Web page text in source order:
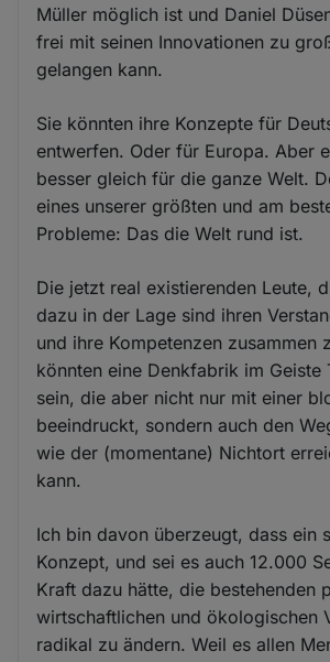
Müller möglich ist und Daniel
frei mit seinen Innovationen zu
gelangen kann.
Sie könnten ihre Konzepte für
entwerfen. Oder für Europa. Aber
besser gleich für die ganze Welt.
eines unserer größten und am
Probleme: Das die Welt rund ist.
Die jetzt real existierenden Leute,
dazu in der Lage sind ihren
und ihre Kompetenzen zusammen
könnten eine Denkfabrik im Geiste
sein, die aber nicht nur mit einer
beeindruckt, sondern auch den
wie der (momentane) Nichtort
kann.
Ich bin davon überzeugt, dass ein
Konzept, und sei es auch 12.000
Kraft dazu hätte, die bestehenden
wirtschaftlichen und ökologischen
radikal zu ändern. Weil es allen